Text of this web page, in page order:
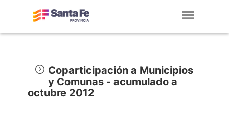
Coparticipación a Municipios
y Comunas - acumulado a
octubre 2012